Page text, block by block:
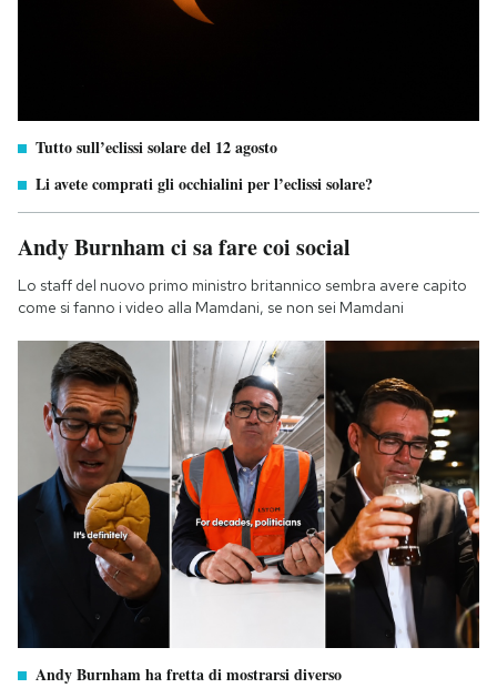
Tutto sull’eclissi solare del 12 agosto
Li avete comprati gli occhialini per l’eclissi solare?
Andy Burnham ci sa fare coi social
Lo staff del nuovo primo ministro britannico sembra avere capito
come si fanno i video alla Mamdani, se non sei Mamdani
Andy Burnham ha fretta di mostrarsi diverso